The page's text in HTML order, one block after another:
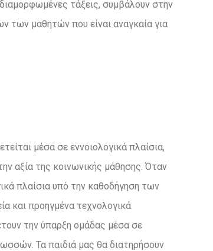
τάξεις, συμβάλουν στην
των μαθητών που είναι αναγκαία για
μέσα σε εννοιολογικά πλαίσια,
αξία της κοινωνικής μάθησης. Όταν
πλαίσια υπό την καθοδήγηση των
και προηγμένα τεχνολογικά
την ύπαρξη ομάδας μέσα σε
Τα παιδιά μας θα διατηρήσουν